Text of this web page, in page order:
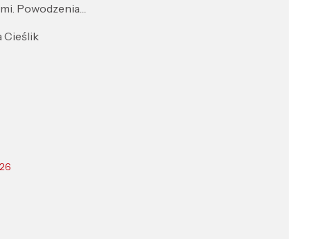
Powodzenia…